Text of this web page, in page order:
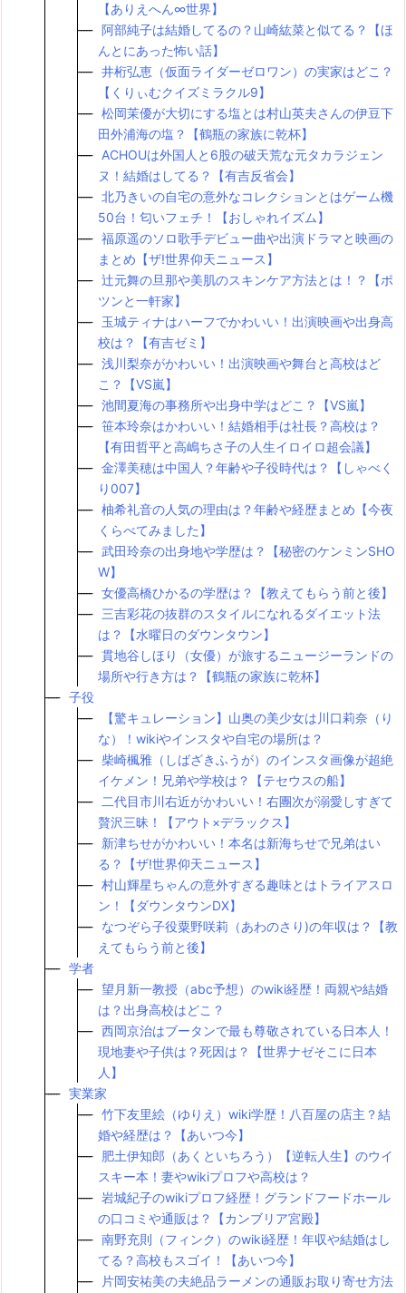
【ありえへん∞世界】
阿部純子は結婚してるの？山崎紘菜と似てる？【ほ
んとにあった怖い話】
井桁弘恵（仮面ライダーゼロワン）の実家はどこ？
【くりぃむクイズミラクル9】
松岡茉優が大切にする塩とは村山英夫さんの伊豆下
田外浦海の塩？【鶴瓶の家族に乾杯】
ACHOUは外国人と6股の破天荒な元タカラジェン
ヌ！結婚はしてる？【有吉反省会】
北乃きいの自宅の意外なコレクションとはゲーム機
50台！匂いフェチ！【おしゃれイズム】
福原遥のソロ歌手デビュー曲や出演ドラマと映画の
まとめ【ザ!世界仰天ニュース】
辻元舞の旦那や美肌のスキンケア方法とは！？【ポ
ツンと一軒家】
玉城ティナはハーフでかわいい！出演映画や出身高
校は？【有吉ゼミ】
浅川梨奈がかわいい！出演映画や舞台と高校はど
こ？【VS嵐】
池間夏海の事務所や出身中学はどこ？【VS嵐】
笹本玲奈はかわいい！結婚相手は社長？高校は？
【有田哲平と高嶋ちさ子の人生イロイロ超会議】
金澤美穂は中国人？年齢や子役時代は？【しゃべく
り007】
柚希礼音の人気の理由は？年齢や経歴まとめ【今夜
くらべてみました】
武田玲奈の出身地や学歴は？【秘密のケンミンSHO
W】
女優高橋ひかるの学歴は？【教えてもらう前と後】
三吉彩花の抜群のスタイルになれるダイエット法
は？【水曜日のダウンタウン】
貫地谷しほり（女優）が旅するニュージーランドの
場所や行き方は？【鶴瓶の家族に乾杯】
子役
【驚キュレーション】山奥の美少女は川口莉奈（り
な）！wikiやインスタや自宅の場所は？
柴崎楓雅（しばざきふうが）のインスタ画像が超絶
イケメン！兄弟や学校は？【テセウスの船】
二代目市川右近がかわいい！右團次が溺愛しすぎて
贅沢三昧！【アウト×デラックス】
新津ちせがかわいい！本名は新海ちせで兄弟はい
る？【ザ!世界仰天ニュース】
村山輝星ちゃんの意外すぎる趣味とはトライアスロ
ン！【ダウンタウンDX】
なつぞら子役粟野咲莉（あわのさり)の年収は？【教
えてもらう前と後】
学者
望月新一教授（abc予想）のwiki経歴！両親や結婚
は？出身高校はどこ？
西岡京治はブータンで最も尊敬されている日本人！
現地妻や子供は？死因は？【世界ナゼそこに日本
人】
実業家
竹下友里絵（ゆりえ）wiki学歴！八百屋の店主？結
婚や経歴は？【あいつ今】
肥土伊知郎（あくといちろう）【逆転人生】のウイ
スキー本！妻やwikiプロフや高校は？
岩城紀子のwikiプロフ経歴！グランドフードホール
の口コミや通販は？【カンブリア宮殿】
南野充則（フィンク）のwiki経歴！年収や結婚はし
てる？高校もスゴイ！【あいつ今】
片岡安祐美の夫絶品ラーメンの通販お取り寄せ方法